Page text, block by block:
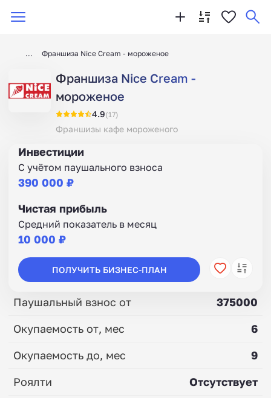
Франшиза Nice Cream - мороженое
Франшиза Nice Cream -
мороженое
4.9(17)
Франшизы кафе мороженого
Инвестиции
С учётом паушального взноса
390 000 ₽
Чистая прибыль
Средний показатель в месяц
10 000 ₽
ПОЛУЧИТЬ БИЗНЕС-ПЛАН
Паушальный взнос от
375000
Окупаемость от, мес
6
Окупаемость до, мес
9
Роялти
Отсутствует